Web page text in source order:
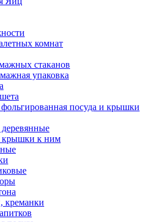
комнат
стаканов
упаковка
посуда и крышки
крышки к ним
креманки